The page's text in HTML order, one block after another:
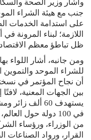
وأشار وزير الصحة
جنب مع هيئة الشراء
على استدامة الخدمات
اللازمة؛ لبناء المرونة
ظل تباطؤ معظم
ومن جانبه، أشار اللواء
للشراء الموحد والتموين
أن نجاح المؤتمر في
بين الجهات المعنية،
يستهدف 60
من الوزراء، ورؤساء
القرار، ورواد